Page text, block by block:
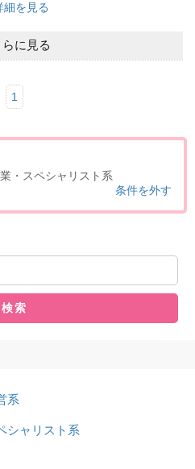
細を見る
に見る
1
業・スペシャリスト系
条件を外す
検索
系
シャリスト系